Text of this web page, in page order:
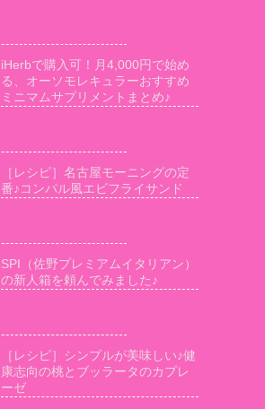
iHerbで購入可！月4,000円で始め
る、オーソモレキュラーおすすめ
ミニマムサプリメントまとめ♪
［レシピ］名古屋モーニングの定
番♪コンパル風エビフライサンド
SPI（佐野プレミアムイタリアン）
の新人箱を頼んでみました♪
［レシピ］シンプルが美味しい♪健
康志向の桃とブッラータのカプレ
ーゼ